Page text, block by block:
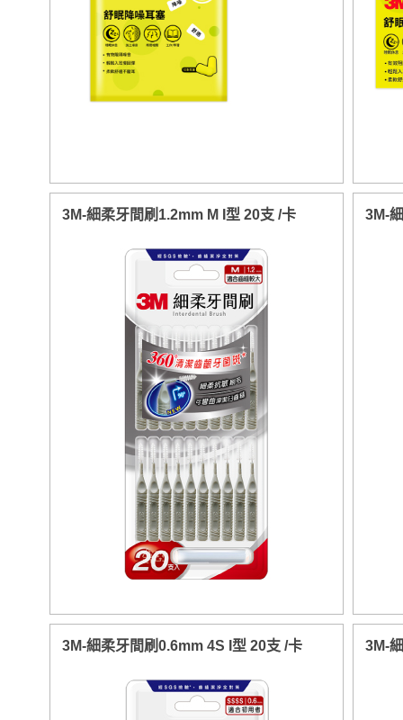
3M-細柔牙間刷1.2mm M I型 20支 /卡 3M-
3M-細柔牙間刷0.6mm 4S I型 20支 /卡 3M-